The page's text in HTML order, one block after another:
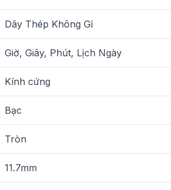
Dây Thép Không Gỉ
Giờ, Giây, Phút, Lịch Ngày
Kính cứng
Bạc
Tròn
11.7mm